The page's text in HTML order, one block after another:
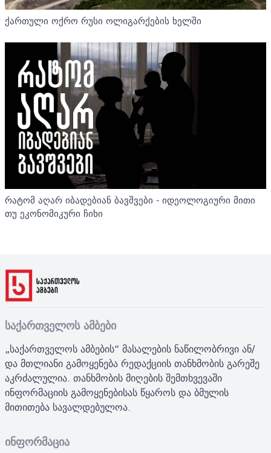
ქართული ოქრო რუსი ოლიგარქების ხელში
რატომ აღარ იბადებიან ბავშვები - იდეოლოგიური მითი
თუ ეკონომიკური ჩიხი
საქართველოს ამბები
„საქართველოს ამბების“ მასალების ნაწილობრივი ან/
და მთლიანი გამოყენება რედაქციის თანხმობის გარეშე
აკრძალულია. თანხმობის მიღების შემთხვევაში
ინფორმაციის გამოყენებისას წყაროს და ბმულის
მითითება სავალდებულოა.
ინფორმაცია